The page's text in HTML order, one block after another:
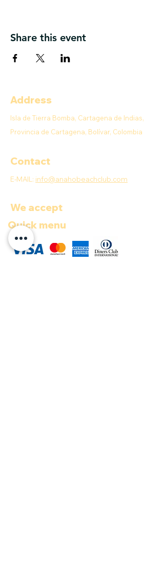
Share this event
Address
Isla de Tierra Bomba, Cartagena de Indias,
Provincia de Cartagena, Bolívar, Colombia
Contact
E-MAIL: info@anahobeachclub.com
We accept
Quick menu